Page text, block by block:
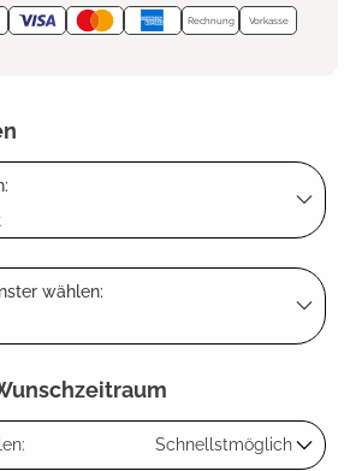
Rechnung Vorkasse
wählen:
Schnellstmöglich